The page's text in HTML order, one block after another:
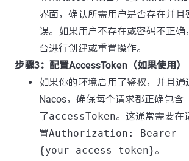
界面，确认所需用户是否存在并且
误。如果用户不存在或密码不正确
台进行创建或重置操作。
步骤3：配置AccessToken（如果使用）
如果你的环境启用了鉴权，并且通
Nacos，确保每个请求都正确包含
了accessToken。这通常需要在
置Authorization: Bearer
{your_access_token}。